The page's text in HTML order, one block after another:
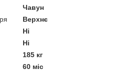
Чавун
Верхнє
Ні
Ні
185 кг
60 міс